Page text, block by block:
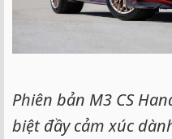
Phiên bản M3 CS
biệt đầy cảm xúc